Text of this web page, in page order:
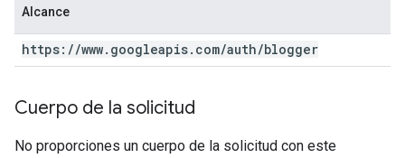
Alcance
https: //www. googleapis. com/auth/blogger
Cuerpo de la solicitud
No proporciones un cuerpo de la solicitud con este